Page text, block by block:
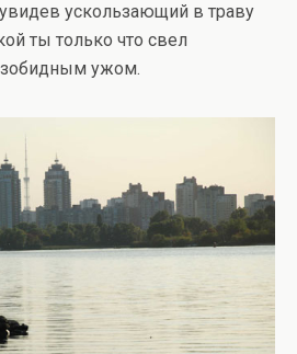
ускользающий в траву
ты только что свел
ужом.